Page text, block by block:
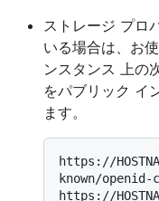
ストレージ プロ
いる場合は、お
ンスタンス 上の
をパブリック イ
ます。
https://
known/
https://